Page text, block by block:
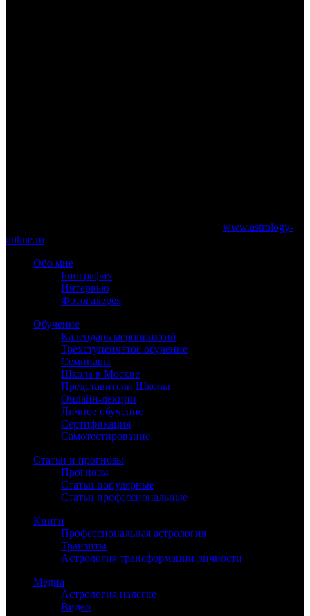
www.astrology-
online.ru
Обо мне
Биография
Интервью
Фотогалерея
Обучение
Календарь мероприятий
Трёхступенчатое обучение
Семинары
Школа в Москве
Представители Школы
Онлайн-лекции
Личное обучение
Сертификация
Самотестирование
Статьи и прогнозы
Прогнозы
Статьи популярные
Статьи профессиональные
Книги
Профессиональная астрология
Транзиты
Астрология трансформации личности
Медиа
Астрология налегке
Видео